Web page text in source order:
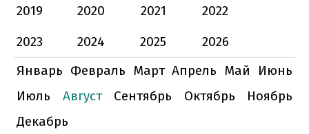
2019
2020 2021
2022
2023
2024 2025
2026
Январь Февраль Март Апрель Май
Июнь
Июль
Август Сентябрь Октябрь
Ноябрь
Декабрь